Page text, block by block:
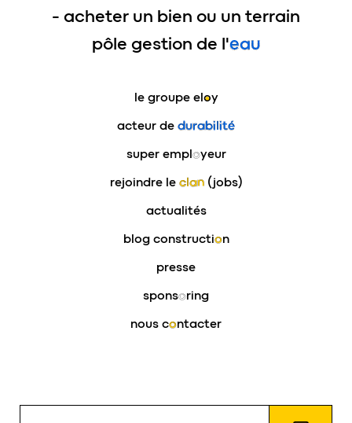
- acheter un bien ou un terrain
pôle gestion de l'eau
le groupe eloy
acteur de durabilité
super employeur
rejoindre le clan (jobs)
actualités
blog construction
presse
sponsoring
nous contacter